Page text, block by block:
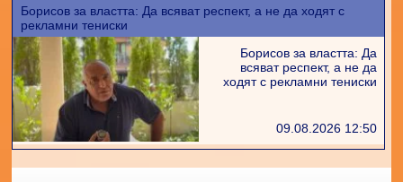
Борисов за властта: Да всяват респект, а не да ходят с
рекламни тениски
Борисов за властта: Да
всяват респект, а не да
ходят с рекламни тениски
09.08.2026 12:50